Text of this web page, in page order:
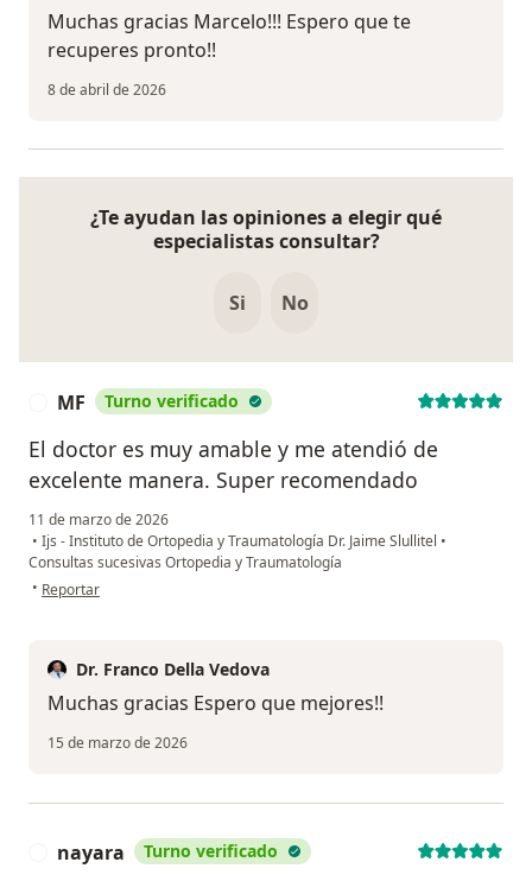
Muchas gracias Marcelo!!! Espero que te
recuperes pronto!!
8 de abril de 2026
¿Te ayudan las opiniones a elegir qué
especialistas consultar?
Si No
MF Turno verificado
El doctor es muy amable y me atendió de
excelente manera. Super recomendado
11 de marzo de 2026
• Ijs - Instituto de Ortopedia y Traumatología Dr. Jaime Slullitel •
Consultas sucesivas Ortopedia y Traumatología
• en opinión del usuario MF
Reportar
Dr. Franco Della Vedova
Muchas gracias Espero que mejores!!
15 de marzo de 2026
nayara Turno verificado